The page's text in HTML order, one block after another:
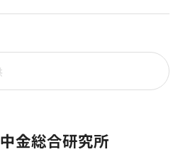
金総合研究所